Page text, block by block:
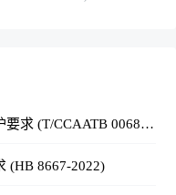
民用运输机场弱电信息系统运行维护要求 (T/CCAATB 0068-2024)
(HB 8667-2022)